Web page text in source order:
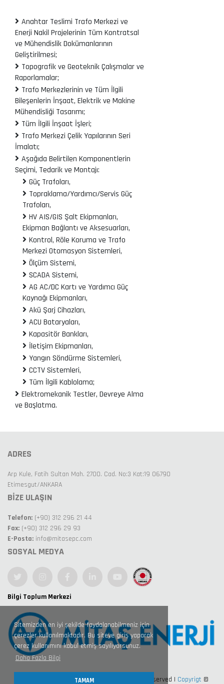
Sitemizden en iyi şekilde faydalanabilmeniz için
çerezler kullanılmaktadır. Bu siteye giriş yaparak
çerez kullanımını kabul etmiş sayılıyorsunuz.
Daha Fazla Bilgi
TAMAM
Anahtar Teslimi Trafo Merkezi ve
Enerji Nakil Projelerinin Tüm Kontratsal
ve Mühendislik Dokümanlarının
Geliştirilmesi;
Topografik ve Geoteknik Çalışmalar ve
Raporlamalar;
Trafo Merkezlerinin ve Tüm İlgili
Bileşenlerin İnşaat, Elektrik ve Makine
Mühendisliği Tasarımı;
Tüm İlgili İnşaat İşleri;
Trafo Merkezi Çelik Yapılarının Seri
İmalatı;
Aşağıda Belirtilen Komponentlerin
Seçimi, Tedarik ve Montajı:
Güç Trafoları,
Topraklama/Yardımcı/Servis Güç
Trafoları,
HV AIS/GIS Şalt Ekipmanları,
Ekipman Bağlantı ve Aksesuarları,
Kontrol, Röle Koruma ve Trafo
Merkezi Otomasyon Sistemleri,
Ölçüm Sistemi,
SCADA Sistemi,
AG AC/DC Kartı ve Yardımcı Güç
Kaynağı Ekipmanları,
Akü Şarj Cihazları,
ACU Bataryaları,
Kapasitör Bankları,
İletişim Ekipmanları,
Yangın Söndürme Sistemleri,
CCTV Sistemleri,
Tüm İlgili Kablolama;
Elektromekanik Testler, Devreye Alma
ve Başlatma.
ADRES
Arp Kule, Fatih Sultan Mah. 2700. Cad. No:3 Kat:19 06790
Etimesgut/ANKARA
BİZE ULAŞIN
Telefon: (+90) 312 296 21 44
Fax: (+90) 312 296 29 93
E-Posta: info@mitasepc.com
SOSYAL MEDYA
Bilgi Toplum Merkezi
Design by Nexart 360° Kreatif All Right Reserved | Copyrigt ©